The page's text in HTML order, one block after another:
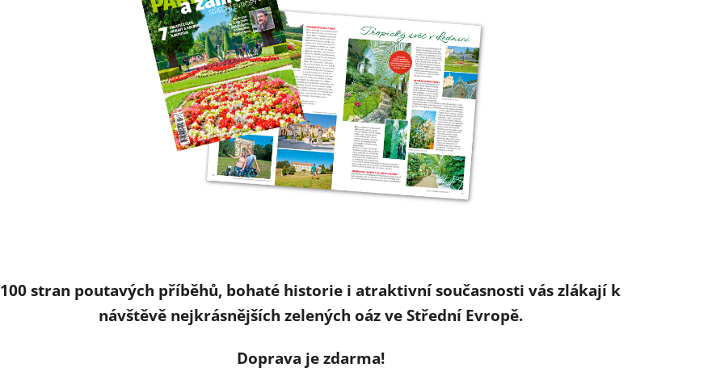
100 stran poutavých příběhů, bohaté historie i atraktivní současnosti vás zlákají k
návštěvě nejkrásnějších zelených oáz ve Střední Evropě.
Doprava je zdarma!